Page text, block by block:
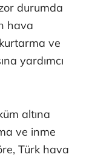
durumda
hava
ve
yardımcı
altına
ve inme
Türk hava